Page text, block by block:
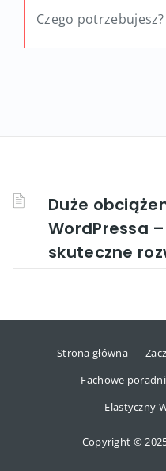
Duże
WordPressa
skuteczne
Strona główna
Fachowe
Elastyczny
Copyright ©